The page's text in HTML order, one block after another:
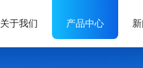
关于我们 产品中心